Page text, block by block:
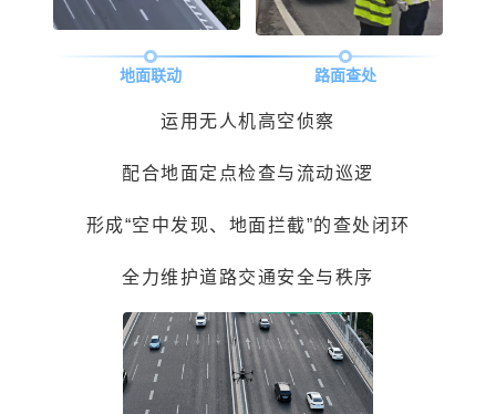
地面联动 路面查处
运用无人机高空侦察
配合地面定点检查与流动巡逻
形成“空中发现、地面拦截”的查处闭环
全力维护道路交通安全与秩序